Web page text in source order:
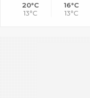
20°C
13°C
16°C
13°C